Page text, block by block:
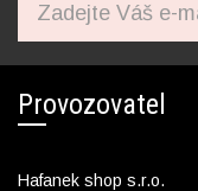
Provozovatel
Hafanek shop s.r.o.